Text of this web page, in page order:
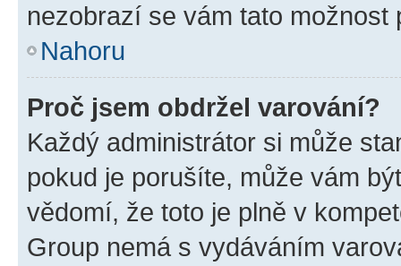
nezobrazí se vám tato
Nahoru
Proč jsem obdržel varování?
Každý administrátor si může
pokud je porušíte, může vám
vědomí, že toto je plně v
Group nemá s vydáváním